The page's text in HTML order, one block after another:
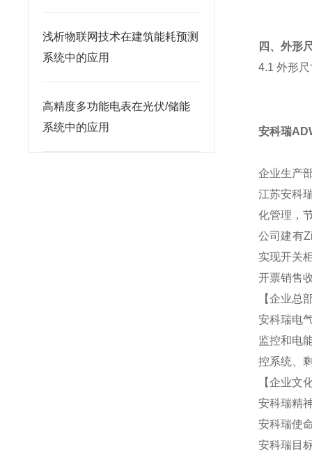
四、外形
4.1 外形
安科瑞
企业生产
江苏安科
化管理，
公司建有
实现开关
开票销售
【企业总
安科瑞电
监控和电
控系统、
【企业文
安科瑞精
安科瑞使
安科瑞目
浅析物联网技术在建筑能耗预测
系统中的应用
高精度多功能电表在光伏/储能
系统中的应用